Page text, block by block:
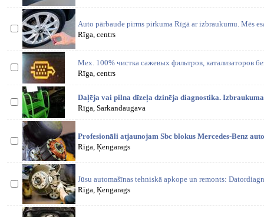
Auto pārbaude pirms pirkuma Rīgā ar izbraukumu. Mēs
Rīga, centrs
Мех. 100% чистка сажевых фильтров, катализаторов
Rīga, centrs
Daļēja vai pilna dīzeļa dzinēja diagnostika.
Rīga, Sarkandaugava
Profesionāli atjaunojam Sbc blokus Mercedes-Benz
Rīga, Ķengarags
Jūsu automašīnas tehniskā apkope un remonts:
Rīga, Ķengarags